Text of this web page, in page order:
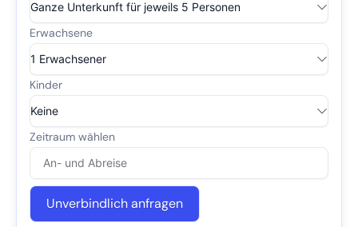
Unverbindlich anfragen